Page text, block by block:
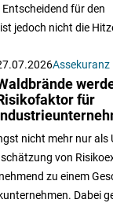
für den
jedoch nicht die
Assekuranz
für
nicht mehr nur als
von
zu einem
Dabei